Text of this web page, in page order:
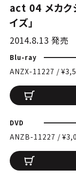
act 04 メカク
イズ」
2014.8.13 発売
Blu-ray
ANZX-11227 /
DVD
ANZB-11227 /